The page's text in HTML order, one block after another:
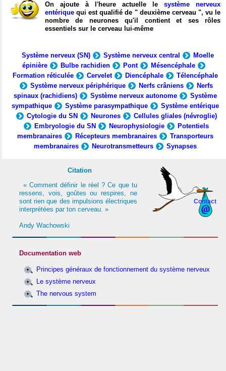
On ajoute à l'heure actuelle le système nerveux
entérique qui est qualifié de " deuxième cerveau ", vu le
nombre de neurones qu'il contient et ses rôles
essentiels sur le cerveau lui-même
Système nerveux (SN) Système nerveux central
Moelle
épinière
Bulbe rachidien Pont
Mésencéphale
Formation réticulée
Cervelet Diencéphale
Télencéphale
Système nerveux périphérique
Nerfs crâniens
Nerfs
spinaux (rachidiens)
Système nerveux autonome
Système
sympathique
Système parasympathique
Système entérique
Cytologie du SN
Neurones
Cellules gliales (névroglie)
Embryologie du SN
Neurophysiologie
Potentiels
membranaires
Récepteurs membranaires
Transporteurs
membranaires
Neurotransmetteurs Synapses
Contact
Citation
« Comment définir le réel ? Ce que tu
ressens, vois, goûtes ou respires, ne
sont rien que des impulsions électriques
interprétées par ton cerveau. »
Andy Wachowski
Documentation web
Principes généraux de fonctionnement du système nerveux
Le système nerveux
The nervous system